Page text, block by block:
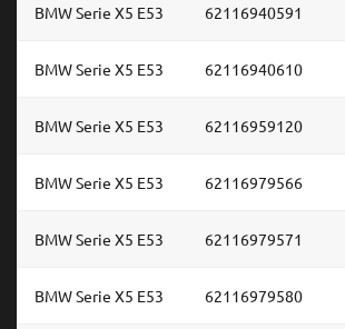
BMW Serie X5 E53 62116940591
BMW Serie X5 E53 62116940610
BMW Serie X5 E53 62116959120
BMW Serie X5 E53 62116979566
BMW Serie X5 E53 62116979571
BMW Serie X5 E53 62116979580